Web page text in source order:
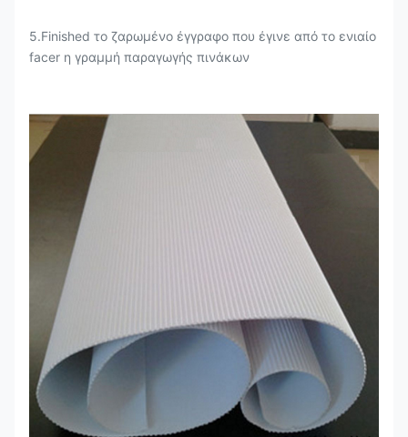
5.Finished το ζαρωμένο έγγραφο που έγινε από το ενιαίο
facer η γραμμή παραγωγής πινάκων